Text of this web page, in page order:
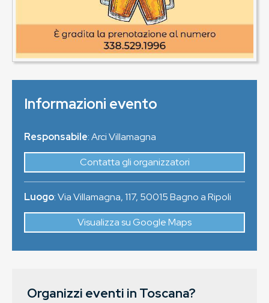
Informazioni evento
Responsabile: Arci Villamagna
Contatta gli organizzatori
Luogo:Via Villamagna, 117, 50015Bagno a Ripoli
Visualizza su Google Maps
Organizzi eventi in Toscana?